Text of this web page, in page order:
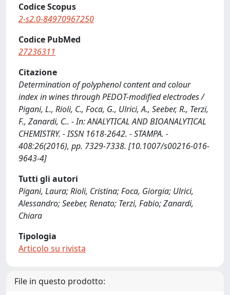
Codice Scopus
2-s2.0-84970967250
Codice PubMed
27236311
Citazione
Determination of polyphenol content and colour
index in wines through PEDOT-modified electrodes /
Pigani, L., Rioli, C., Foca, G., Ulrici, A., Seeber, R., Terzi,
F., Zanardi, C.. - In: ANALYTICAL AND BIOANALYTICAL
CHEMISTRY. - ISSN 1618-2642. - STAMPA. -
408:26(2016), pp. 7329-7338. [10.1007/s00216-016-
9643-4]
Tutti gli autori
Pigani, Laura; Rioli, Cristina; Foca, Giorgia; Ulrici,
Alessandro; Seeber, Renato; Terzi, Fabio; Zanardi,
Chiara
Tipologia
Articolo su rivista
File in questo prodotto: